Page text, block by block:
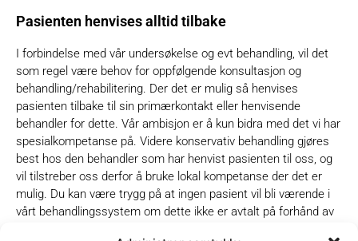
Pasienten henvises alltid tilbake
I forbindelse med vår undersøkelse og evt behandling, vil det
som regel være behov for oppfølgende konsultasjon og
behandling/rehabilitering. Der det er mulig så henvises
pasienten tilbake til sin primærkontakt eller henvisende
behandler for dette. Vår ambisjon er å kun bidra med det vi har
spesialkompetanse på. Videre konservativ behandling gjøres
best hos den behandler som har henvist pasienten til oss, og
vil tilstreber oss derfor å bruke lokal kompetanse der det er
mulig. Du kan være trygg på at ingen pasient vil bli værende i
vårt behandlingssystem om dette ikke er avtalt på forhånd av